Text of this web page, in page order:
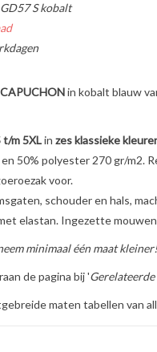
S kobalt
in kobalt blauw
t/m 5XLin zes klassieke
50% polyester 270 gr/m2.
voor.
schouder en hals,
elastan. Ingezette
minimaal één maat kleiner!
de pagina bij '
maten tabellen van